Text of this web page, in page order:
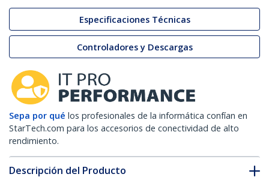
Especificaciones Técnicas
Controladores y Descargas
Sepa por qué los profesionales de la informática confían en
StarTech.com para los accesorios de conectividad de alto
rendimiento.
Descripción del Producto